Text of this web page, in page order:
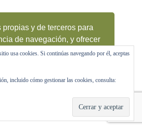
y de terceros para
de navegación, y ofrecer
de interés. Al continuar
que se acepta
Leer más
usa cookies. Si continúas navegando por él, aceptas
incluido cómo gestionar las cookies, consulta: